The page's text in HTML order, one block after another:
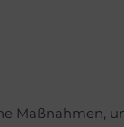
Maßnahmen,